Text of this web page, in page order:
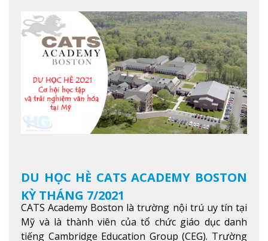
Khoa học máy tính…Trường cũng được bình chọn
là một trong những ngôi trường đáng học nhất
trong khu vực các nước ASEAN và Châu Á.Xem
thêm
DU HỌC HÈ CATS ACADEMY BOSTON
KỲ THÁNG 7/2021
CATS Academy Boston là trường nội trú uy tín tại
Mỹ và là thành viên của tổ chức giáo dục danh
tiếng Cambridge Education Group (CEG). Trường